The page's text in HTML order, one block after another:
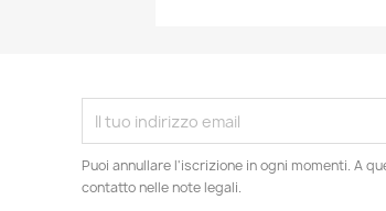
Puoi annullare l'iscrizione in ogni momenti. A
contatto nelle note legali.